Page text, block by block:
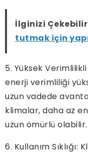
İlginizi
tutmak için
5. Yüksek
enerji verimliliği
uzun vadede
klimalar, daha az
uzun ömürlü olabilir.
6. Kullanım